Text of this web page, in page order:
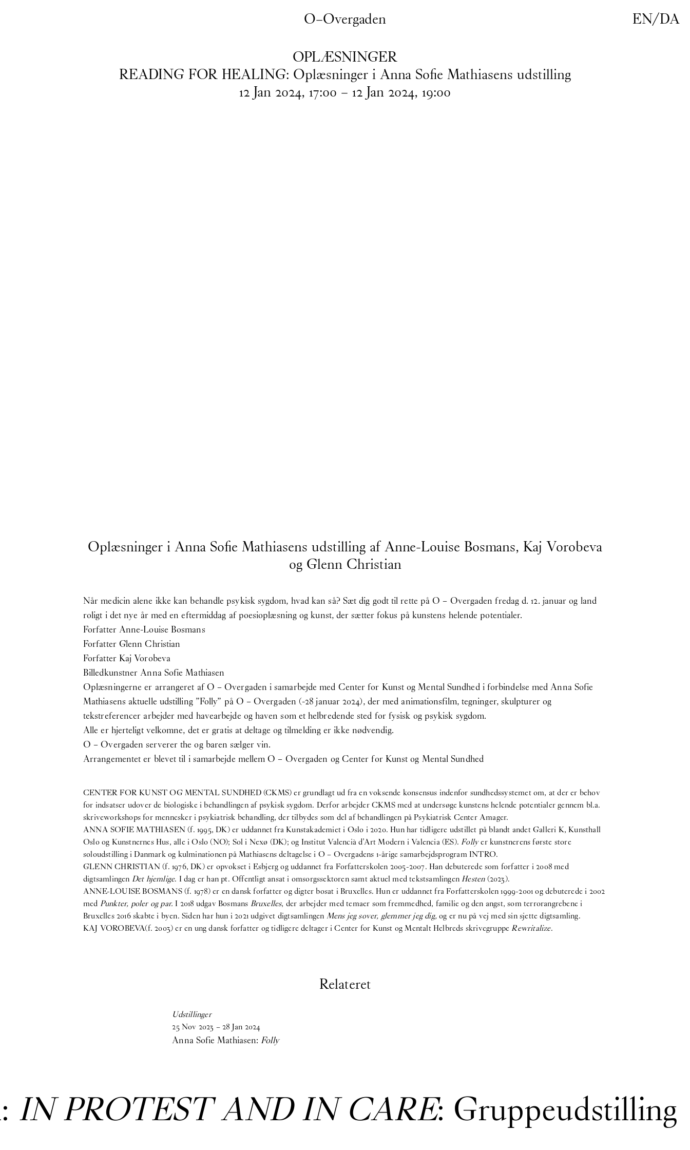
O–Overgaden EN/DA
OPLÆSNINGER
READING FOR HEALING: Oplæsninger i Anna Sofie Mathiasens udstilling
12 Jan 2024, 17:00 – 12 Jan 2024, 19:00
Oplæsninger i Anna Sofie Mathiasens udstilling af Anne-Louise Bosmans, Kaj Vorobeva
og Glenn Christian
Når medicin alene ikke kan behandle psykisk sygdom, hvad kan så? Sæt dig godt til rette på O – Overgaden fredag d. 12. januar og land
roligt i det nye år med en eftermiddag af poesioplæsning og kunst, der sætter fokus på kunstens helende potentialer.
Forfatter Anne-Louise Bosmans
Forfatter Glenn Christian
Forfatter Kaj Vorobeva
Billedkunstner Anna Sofie Mathiasen
Oplæsningerne er arrangeret af O – Overgaden i samarbejde med Center for Kunst og Mental Sundhed i forbindelse med Anna Sofie
Mathiasens aktuelle udstilling ”Folly” på O – Overgaden (-28 januar 2024), der med animationsfilm, tegninger, skulpturer og
tekstreferencer arbejder med havearbejde og haven som et helbredende sted for fysisk og psykisk sygdom.
Alle er hjerteligt velkomne, det er gratis at deltage og tilmelding er ikke nødvendig.
O – Overgaden serverer the og baren sælger vin.
Arrangementet er blevet til i samarbejde mellem O – Overgaden og Center for Kunst og Mental Sundhed
CENTER FOR KUNST OG MENTAL SUNDHED (CKMS) er grundlagt ud fra en voksende konsensus indenfor sundhedssystemet om, at der er behov
for indsatser udover de biologiske i behandlingen af psykisk sygdom. Derfor arbejder CKMS med at undersøge kunstens helende potentialer gennem bl.a.
skriveworkshops for mennesker i psykiatrisk behandling, der tilbydes som del af behandlingen på Psykiatrisk Center Amager.
ANNA SOFIE MATHIASEN (f. 1995, DK) er uddannet fra Kunstakademiet i Oslo i 2020. Hun har tidligere udstillet på blandt andet Galleri K, Kunsthall
Oslo og Kunstnernes Hus, alle i Oslo (NO); Sol i Nexø (DK); og Institut Valencià d’Art Modern i Valencia (ES).Follyer kunstnerens første store
soloudstilling i Danmark og kulminationen på Mathiasens deltagelse i O – Overgadens 1-årige samarbejdsprogram INTRO.
GLENN CHRISTIAN (f. 1976, DK) er opvokset i Esbjerg og uddannet fra Forfatterskolen 2005-2007. Han debuterede som forfatter i 2008 med
digtsamlingen Det hjemlige. I dag er han pt. Offentligt ansat i omsorgssektoren samt aktuel med tekstsamlingenHesten(2023).
ANNE-LOUISE BOSMANS (f. 1978) er en dansk forfatter og digter bosat i Bruxelles. Hun er uddannet fra Forfatterskolen 1999-2001 og debuterede i 2002
med Punkter, poler og par.I 2018 udgav Bosmans Bruxelles, der arbejder med temaer som fremmedhed, familie og den angst, som terrorangrebene i
Bruxelles 2016 skabte i byen. Siden har hun i 2021 udgivet digtsamlingen Mens jeg sover, glemmer jeg dig, og er nu på vej med sin sjette digtsamling.
KAJ VOROBEVA(f. 2003) er en ung dansk forfatter og tidligere deltager i Center for Kunst og Mentalt Helbreds skrivegruppeRewritalize.
Relateret
Udstillinger
25 Nov 2023 –28 Jan 2024
Anna Sofie Mathiasen:Folly
IN PROTEST AND IN CARE: Gruppeudstilling